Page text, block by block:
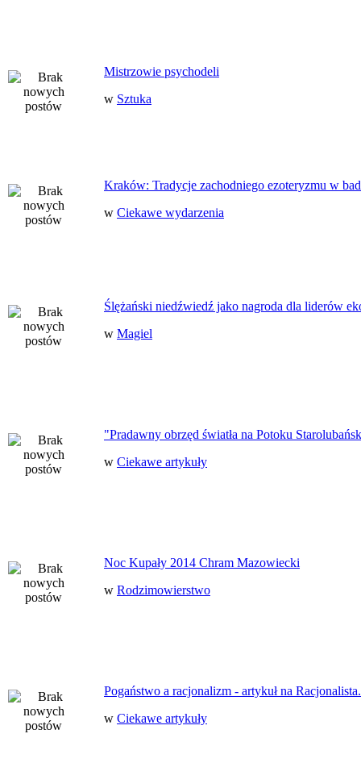
Mistrzowie psychodeli
w Sztuka
Kraków: Tradycje zachodniego ezoteryzmu w
w Ciekawe wydarzenia
Ślężański niedźwiedź jako nagroda dla liderów
w Magiel
"Pradawny obrzęd światła na Potoku
w Ciekawe artykuły
Noc Kupały 2014 Chram Mazowiecki
w Rodzimowierstwo
Pogaństwo a racjonalizm - artykuł na
w Ciekawe artykuły